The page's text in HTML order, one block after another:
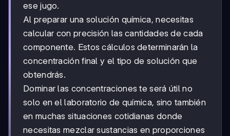
ese jugo.
Al preparar una solución química, necesitas
calcular con precisión las cantidades de cada
componente. Estos cálculos determinarán la
concentración final y el tipo de solución que
obtendrás.
Dominar las concentraciones te será útil no
solo en el laboratorio de química, sino también
en muchas situaciones cotidianas donde
necesitas mezclar sustancias en proporciones